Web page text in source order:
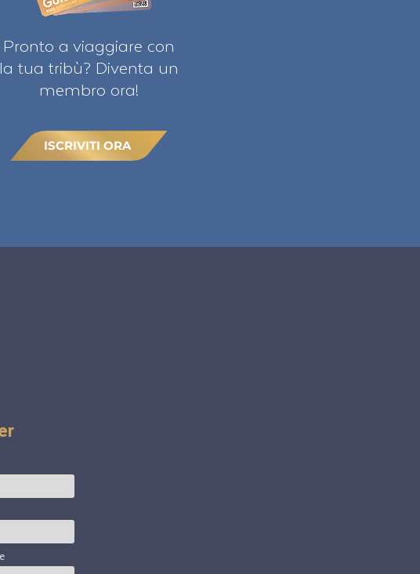
Pronto a viaggiare con
la tua tribù? Diventa un
membro ora!
ISCRIVITI ORA